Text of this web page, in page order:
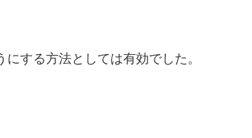
にする方法としては有効でした。